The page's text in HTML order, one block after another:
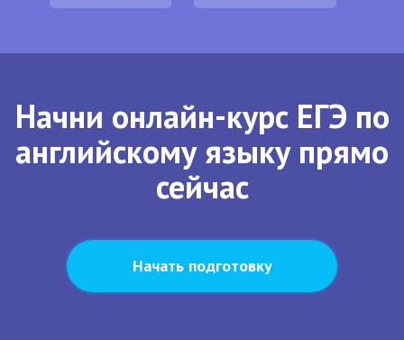
Начни онлайн-курс ЕГЭ по
английскому языку прямо
сейчас
Начать подготовку